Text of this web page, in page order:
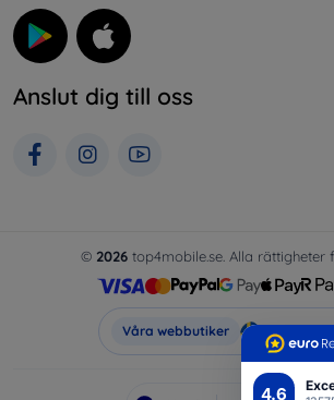
4.6
Anslut dig till oss
© 2026 top4mobile.se. Alla rättigheter
Våra webbutiker